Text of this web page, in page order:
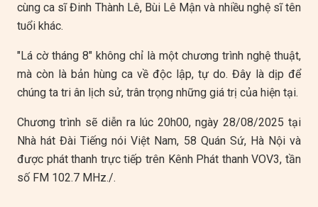
cùng ca sĩ Đinh Thành Lê, Bùi Lê Mận và nhiều nghệ sĩ tên
tuổi khác.
"Lá cờ tháng 8" không chỉ là một chương trình nghệ thuật,
mà còn là bản hùng ca về độc lập, tự do. Đây là dịp để
chúng ta tri ân lịch sử, trân trọng những giá trị của hiện tại.
Chương trình sẽ diễn ra lúc 20h00, ngày 28/08/2025 tại
Nhà hát Đài Tiếng nói Việt Nam, 58 Quán Sứ, Hà Nội và
được phát thanh trực tiếp trên Kênh Phát thanh VOV3, tần
số FM 102.7 MHz./.